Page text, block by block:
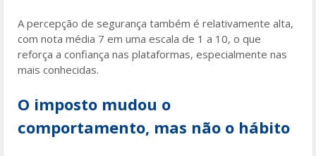
A percepção de segurança também é relativamente alta,
com nota média 7 em uma escala de 1 a 10, o que
reforça a confiança nas plataformas, especialmente nas
mais conhecidas.
O imposto mudou o
comportamento, mas não o hábito